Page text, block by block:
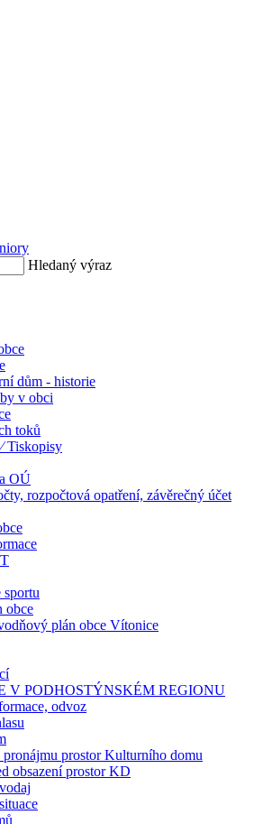
Hledaný výraz
dům - historie
v obci
toků
Tiskopisy
OÚ
rozpočtová opatření, závěrečný účet
sportu
obce
plán obce Vítonice
V PODHOSTÝNSKÉM REGIONU
odvoz
prostor Kulturního domu
obsazení prostor KD